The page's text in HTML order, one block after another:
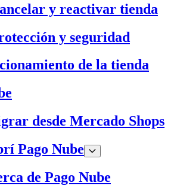
y reactivar tienda
y seguridad
de la tienda
desde Mercado Shops
Pago Nube
de Pago Nube